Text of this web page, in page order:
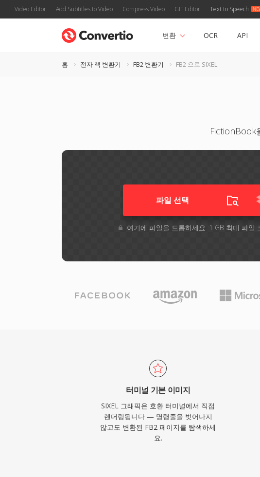
Video Editor Add Subtitles to Video Compress Video GIF Editor Text to Speech
변환 OCR API
홈 전자 책 변환기 FB2 변환기 FB2 으로 SIXEL
FictionBook
파일 선택
여기에 파일을 드롭하세요. 1 GB 최대 파일
터미널 기본 이미지
SIXEL 그래픽은 호환 터미널에서 직접
렌더링됩니다 — 명령줄을 벗어나지
않고도 변환된 FB2 페이지를 탐색하세
요.